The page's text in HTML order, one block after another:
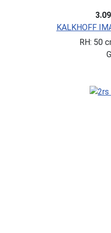
KALKHOFF
RH: 50